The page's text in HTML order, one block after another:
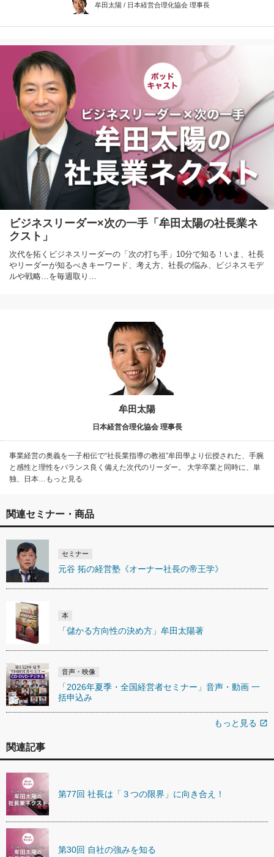
牟田太陽 / 日本経営合理化協会 理事長
ビジネスリーダー×次の一手「牟田太陽の社長業ネ
クスト」
次代を拓くビジネスリーダーの「次の打ち手」10分で知る！いま、社長
やリーダーが知るべきキーワード、考え方、社長の悩み、ビジネスモデ
ルや戦略…を毎週取り…
牟田太陽
日本経営合理化協会 理事長
事業経営の奥義を一子相伝で“社長業指導の教祖”牟田學より伝授された、手腕
と感性と理性をバランス良く備えた次代のリーダー。 大学卒業と同時に、単
独、日本…もっと見る
関連セミナー・商品
セミナー
元谷 拓の経営塾《オーナー社長の帝王学》
本
「儲かる方向性の決め方」牟田太陽著
音声・映像
「2026年夏季・全国経営者セミナー」音声・動画 一
括申込み
もっと見る open_in_new
関連記事
第77回 社長は「３つの限界」に向き合え！
第30回 自社の強みを知る